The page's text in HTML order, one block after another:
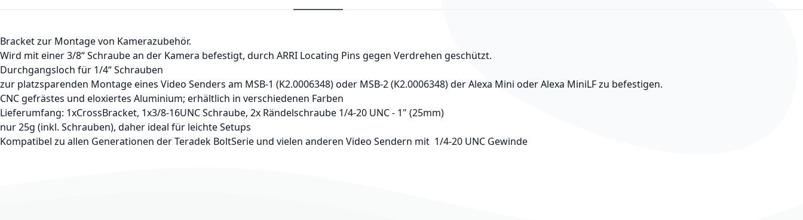
Bracket zur Montage von Kamerazubehör.
Wird mit einer 3/8“ Schraube an der Kamera befestigt, durch ARRI Locating Pins gegen Verdrehen geschützt.
Durchgangsloch für 1/4“ Schrauben
zur platzsparenden Montage eines Video Senders am MSB-1 (K2.0006348) oder MSB-2 (K2.0006348) der Alexa Mini oder Alexa MiniLF zu befestigen.
CNC gefrästes und eloxiertes Aluminium; erhältlich in verschiedenen Farben
Lieferumfang: 1xCrossBracket, 1x3/8-16UNC Schraube, 2x Rändelschraube 1/4-20 UNC - 1" (25mm)
nur 25g (inkl. Schrauben), daher ideal für leichte Setups
Kompatibel zu allen Generationen der Teradek BoltSerie und vielen anderen Video Sendern mit 1/4-20 UNC Gewinde